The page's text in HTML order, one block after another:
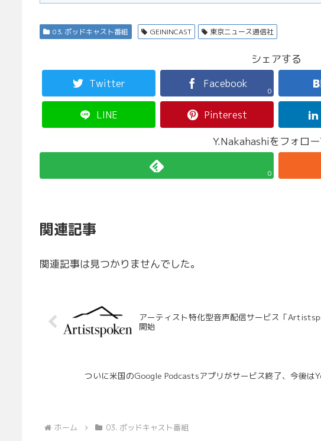
03. ポッドキャスト番組 GEININCAST 東京ニュース通信社
シェアする
Twitter Facebook
0
LINE Pinterest
Y.Nakahashiをフォロ
0
関連記事
関連記事は見つかりませんでした。
アーティスト特化型音声配信サービス「
開始
ついに米国のGoogle Podcastsアプリがサービス終了、今後は
ホーム 03. ポッドキャスト番組